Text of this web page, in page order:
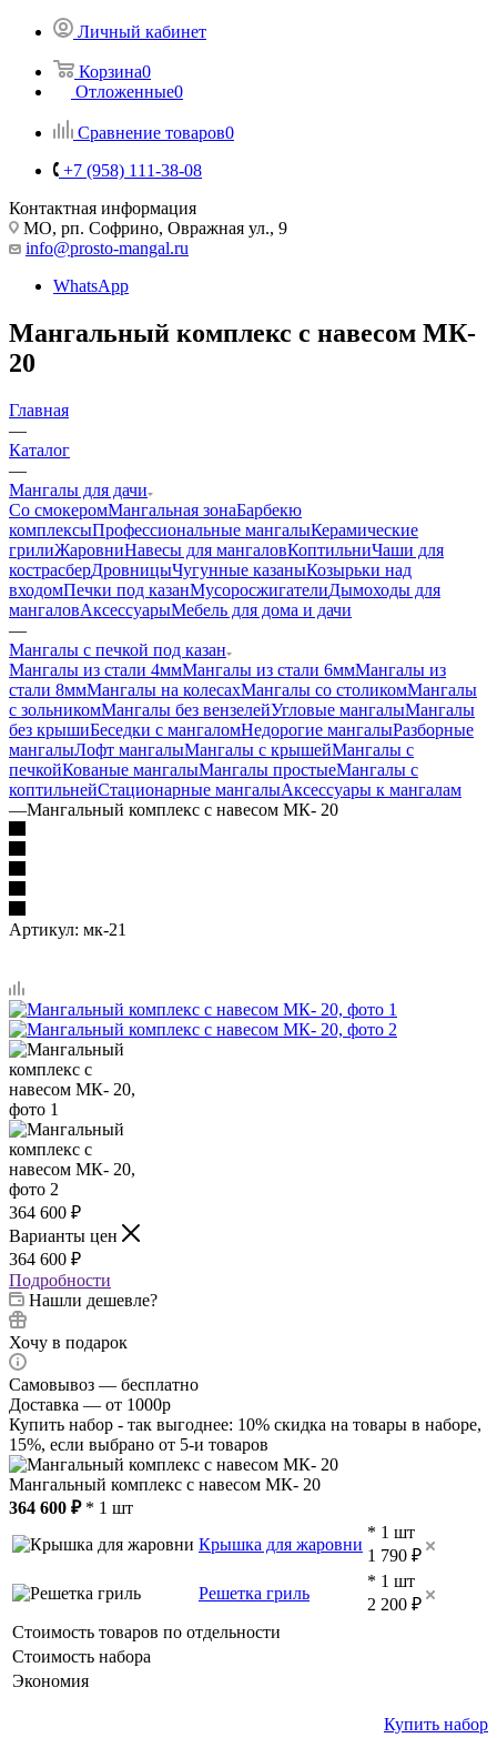
Личный кабинет
Корзина0
Отложенные0
Сравнение товаров0
+7 (958) 111-38-08
Контактная информация
МО, рп. Софрино, Овражная ул., 9
info@prosto-mangal.ru
WhatsApp
Мангальный комплекс с навесом МК-
20
Главная
—
Каталог
—
Мангалы для дачи
Со смокеромМангальная зонаБарбекю
комплексыПрофессиональные мангалыКерамические
грилиЖаровниНавесы для мангаловКоптильниЧаши для
кострасберДровницыЧугунные казаныКозырьки над
входомПечки под казанМусоросжигателиДымоходы для
мангаловАксессуарыМебель для дома и дачи
—
Мангалы с печкой под казан
Мангалы из стали 4ммМангалы из стали 6ммМангалы из
стали 8ммМангалы на колесахМангалы со столикомМангалы
с зольникомМангалы без вензелейУгловые мангалыМангалы
без крышиБеседки с мангаломНедорогие мангалыРазборные
мангалыЛофт мангалыМангалы с крышейМангалы с
печкойКованые мангалыМангалы простыеМангалы с
коптильнейСтационарные мангалыАксессуары к мангалам
—Мангальный комплекс с навесом МК- 20
Артикул: мк-21
364 600 ₽
Варианты цен
364 600 ₽
Подробности
Нашли дешевле?
Хочу в подарок
Самовывоз — бесплатно
Доставка — от 1000р
Купить набор - так выгоднее: 10% скидка на товары в наборе,
15%, если выбрано от 5-и товаров
Мангальный комплекс с навесом МК- 20
364 600 ₽* 1 шт
Крышка для жаровни
* 1 шт
1 790 ₽
Решетка гриль
* 1 шт
2 200 ₽
Стоимость товаров по отдельности
Стоимость набора
Экономия
Купить набор